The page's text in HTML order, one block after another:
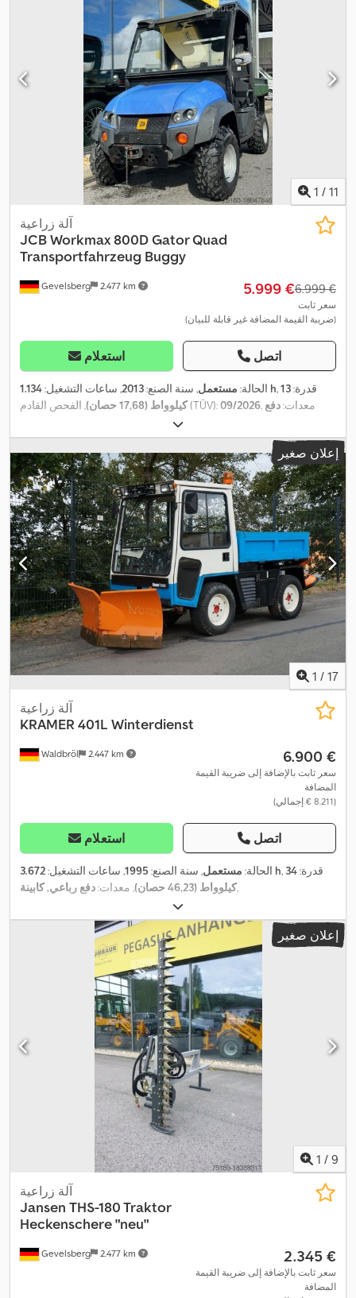
1 / 11
Gevelsberg 2.477 km
آلة زراعية
JCBWorkmax 800D Gator Quad
Transportfahrzeug Buggy
‏5.999 € ‏6.999 €
سعر ثابت
(ضريبة القيمة المضافة غير قابلة للبيان)
استعلام اتصل
الحالة: مستعمل, سنة الصنع:2013, ساعات التشغيل: 1.134 h , قدرة:13
كيلوواط (17,68 حصان), الفحص القادم (TÜV):09/2026 , معدات:دفع
إعلان صغير
1 / 17
Waldbröl 2.447 km
آلة زراعية
KRAMER 401L Winterdienst
‏6.900 €
سعر ثابت بالإضافة إلى ضريبة القيمة
المضافة
(‏8.211 € إجمالي)
استعلام اتصل
الحالة: مستعمل, سنة الصنع: 1995, ساعات التشغيل: 3.672 h , قدرة:34
كيلوواط (46,23 حصان)
, معدات:دفع رباعي, كابينة ,
إعلان صغير
1 / 9
Gevelsberg 2.477 km
آلة زراعية
Jansen THS-180 Traktor
Heckenschere "neu"
‏2.345 €
سعر ثابت بالإضافة إلى ضريبة القيمة
المضافة